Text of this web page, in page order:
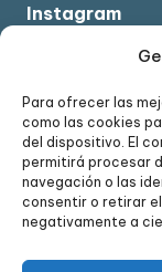
Para ofrecer las
como las cookies
del dispositivo. El
permitirá procesar
navegación o las
consentir o retirar
negativamente a
Instagram